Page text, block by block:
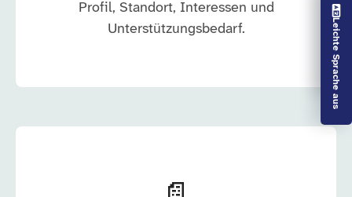
Vorlesen aus
Leichte Sprache aus
Profil, Standort, Interessen und
Unterstützungsbedarf.